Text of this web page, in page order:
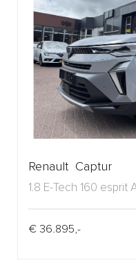
Renault Captur
1.8 E-Tech 160 esprit
€ 36.895,-